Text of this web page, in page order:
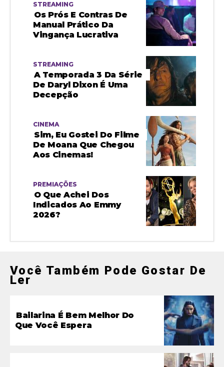
STREAMING
Os Prós E Contras De
Manual Prático Da
Vingança Lucrativa
STREAMING
A Temporada 3 Da Série
De Daryl Dixon É Uma
Decepção
CINEMA
Sim, Eu Gostei Do Filme
De Moana Que Chegou
Aos Cinemas!
PREMIAÇÕES
O Que Achei Dos
Indicados Ao Emmy
2026?
Você Também Pode Gostar De
Ler
Bailarina É Bem Melhor Do
Que Você Espera